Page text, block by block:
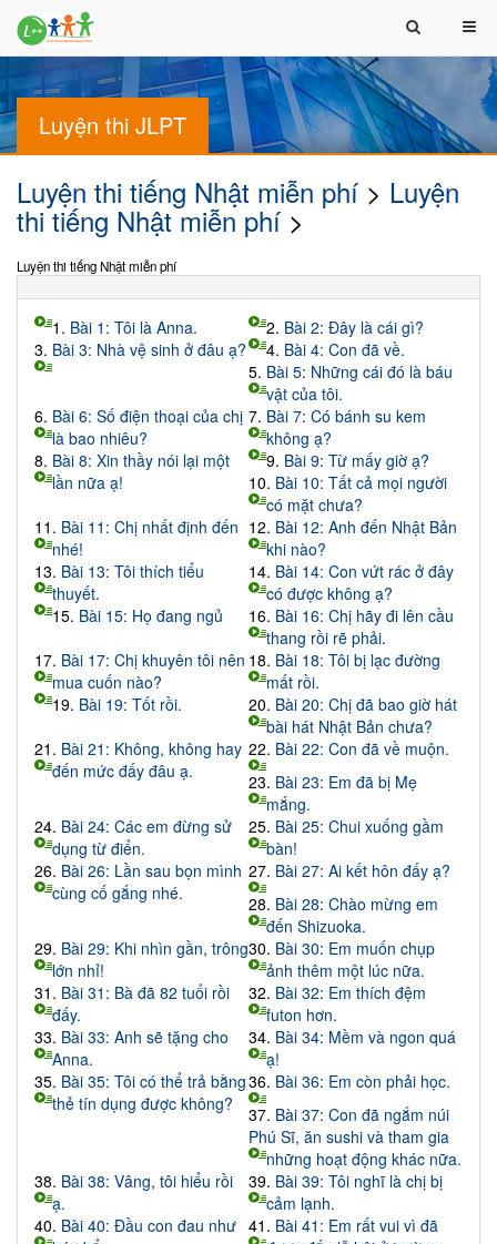
Luyện thi JLPT
Luyện thi tiếng Nhật miễn phí > Luyện
thi tiếng Nhật miễn phí >
Luyện thi tiếng Nhật miễn phí
1. Bài 1: Tôi là Anna. 2. Bài 2: Đây là cái gì?
3. Bài 3: Nhà vệ sinh ở đâu ạ? 4. Bài 4: Con đã về.
5. Bài 5: Những cái đó là báu
vật của tôi.
6. Bài 6: Số điện thoại của chị
là bao nhiêu?
7. Bài 7: Có bánh su kem
không ạ?
8. Bài 8: Xin thầy nói lại một
lần nữa ạ!
9. Bài 9: Từ mấy giờ ạ?
10. Bài 10: Tất cả mọi người
có mặt chưa?
11. Bài 11: Chị nhất định đến
nhé!
12. Bài 12: Anh đến Nhật Bản
khi nào?
13. Bài 13: Tôi thích tiểu
thuyết.
14. Bài 14: Con vứt rác ở đây
có được không ạ?
15. Bài 15: Họ đang ngủ 16. Bài 16: Chị hãy đi lên cầu
thang rồi rẽ phải.
17. Bài 17: Chị khuyên tôi nên
mua cuốn nào?
18. Bài 18: Tôi bị lạc đường
mất rồi.
19. Bài 19: Tốt rồi. 20. Bài 20: Chị đã bao giờ hát
bài hát Nhật Bản chưa?
21. Bài 21: Không, không hay
đến mức đấy đâu ạ.
22. Bài 22: Con đã về muộn.
23. Bài 23: Em đã bị Mẹ
mắng.
24. Bài 24: Các em đừng sử
dụng từ điển.
25. Bài 25: Chui xuống gầm
bàn!
26. Bài 26: Lần sau bọn mình
cùng cố gắng nhé.
27. Bài 27: Ai kết hôn đấy ạ?
28. Bài 28: Chào mừng em
đến Shizuoka.
29. Bài 29: Khi nhìn gần, trông
lớn nhỉ!
30. Bài 30: Em muốn chụp
ảnh thêm một lúc nữa.
31. Bài 31: Bà đã 82 tuổi rồi
đấy.
32. Bài 32: Em thích đệm
futon hơn.
33. Bài 33: Anh sẽ tặng cho
Anna.
34. Bài 34: Mềm và ngon quá
ạ!
35. Bài 35: Tôi có thể trả bằng
thẻ tín dụng được không?
36. Bài 36: Em còn phải học.
37. Bài 37: Con đã ngắm núi
Phú Sĩ, ăn sushi và tham gia
những hoạt động khác nữa.
38. Bài 38: Vâng, tôi hiểu rồi
ạ.
39. Bài 39: Tôi nghĩ là chị bị
cảm lạnh.
40. Bài 40: Đầu con đau như 41. Bài 41: Em rất vui vì đã